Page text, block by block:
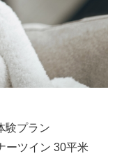
験プラン
ーツイン 30平米